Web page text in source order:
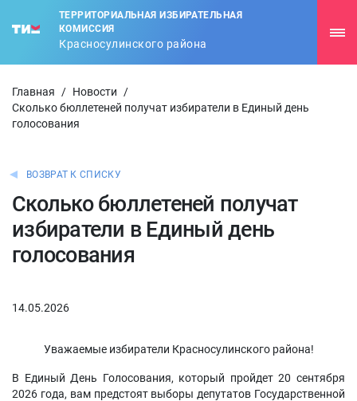
ТЕРРИТОРИАЛЬНАЯ ИЗБИРАТЕЛЬНАЯ
КОМИССИЯ
Красносулинского района
Главная / Новости
/
Сколько бюллетеней получат избиратели в Единый день
голосования
ВОЗВРАТ К СПИСКУ
Сколько бюллетеней получат
избиратели в Единый день
голосования
14.05.2026
Уважаемые избиратели Красносулинского района!
В Единый День Голосования, который пройдет 20 сентября
2026 года, вам предстоят выборы депутатов Государственной